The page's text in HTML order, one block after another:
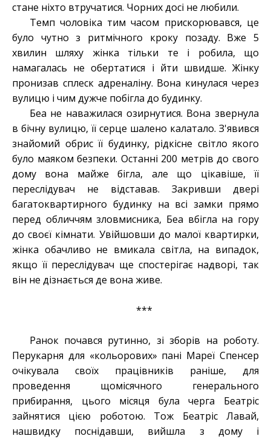
стане ніхто втручатися. Чорних досі не любили.
Темп чоловіка тим часом прискорювався, це
було чутно з ритмічного кроку позаду. Вже 5
хвилин шляху жінка тільки те і робила, що
намагалась не обертатися і йти швидше. Жінку
пронизав сплеск адреналіну. Вона кинулася через
вулицю і чим дужче побігла до будинку.
Беа не наважилася озирнутися. Вона звернула
в бічну вулицю, її серце шалено калатало. З'явився
знайомий обрис її будинку, рідкісне світло якого
було маяком безпеки. Останні 200 метрів до свого
дому вона майже бігла, але що цікавіше, її
переслідувач не відставав. Закривши двері
багатоквартирного будинку на всі замки прямо
перед обличчям зловмисника, Беа вбігла на гору
до своєї кімнати. Увійшовши до малої квартирки,
жінка обачливо не вмикала світла, на випадок,
якщо її переслідувач ще спостерігає надворі, так
він не дізнається де вона живе.
***
Ранок почався рутинно, зі зборів на роботу.
Перукарня для «кольорових» пані Мареї Спенсер
очікувала своїх працівників раніше, для
проведення щомісячного генерального
прибирання, цього місяця була черга Беатріс
зайнятися цією роботою. Тож Беатріс Лавай,
нашвидку поснідавши, вийшла з дому і